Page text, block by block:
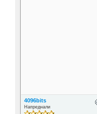
4096bits
Напреднали